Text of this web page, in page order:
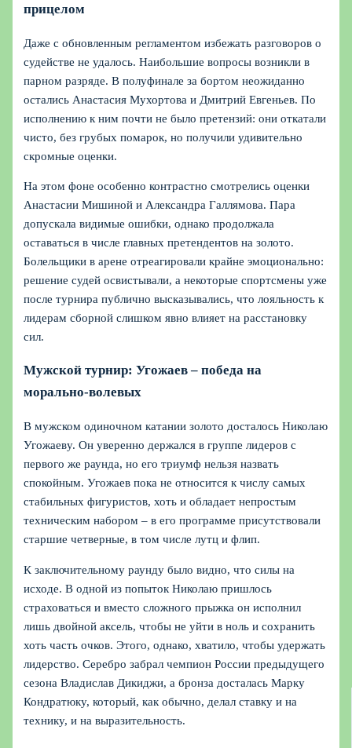
прицелом
Даже с обновленным регламентом избежать разговоров о
судействе не удалось. Наибольшие вопросы возникли в
парном разряде. В полуфинале за бортом неожиданно
остались Анастасия Мухортова и Дмитрий Евгеньев. По
исполнению к ним почти не было претензий: они откатали
чисто, без грубых помарок, но получили удивительно
скромные оценки.
На этом фоне особенно контрастно смотрелись оценки
Анастасии Мишиной и Александра Галлямова. Пара
допускала видимые ошибки, однако продолжала
оставаться в числе главных претендентов на золото.
Болельщики в арене отреагировали крайне эмоционально:
решение судей освистывали, а некоторые спортсмены уже
после турнира публично высказывались, что лояльность к
лидерам сборной слишком явно влияет на расстановку
сил.
Мужской турнир: Угожаев – победа на
морально-волевых
В мужском одиночном катании золото досталось Николаю
Угожаеву. Он уверенно держался в группе лидеров с
первого же раунда, но его триумф нельзя назвать
спокойным. Угожаев пока не относится к числу самых
стабильных фигуристов, хоть и обладает непростым
техническим набором – в его программе присутствовали
старшие четверные, в том числе лутц и флип.
К заключительному раунду было видно, что силы на
исходе. В одной из попыток Николаю пришлось
страховаться и вместо сложного прыжка он исполнил
лишь двойной аксель, чтобы не уйти в ноль и сохранить
хоть часть очков. Этого, однако, хватило, чтобы удержать
лидерство. Серебро забрал чемпион России предыдущего
сезона Владислав Дикиджи, а бронза досталась Марку
Кондратюку, который, как обычно, делал ставку и на
технику, и на выразительность.